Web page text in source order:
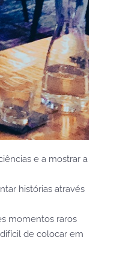
e a mostrar a
histórias através
momentos raros
de colocar em